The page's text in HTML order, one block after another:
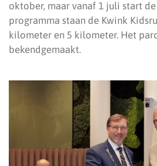
oktober, maar vanaf 1 juli start
programma staan de Kwink
kilometer en 5 kilometer. Het
bekendgemaakt.